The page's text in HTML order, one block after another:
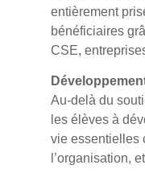
entièrement
bénéficiaires
CSE,
Au-delà du
les élèves à
vie essentielles
l’organisation,